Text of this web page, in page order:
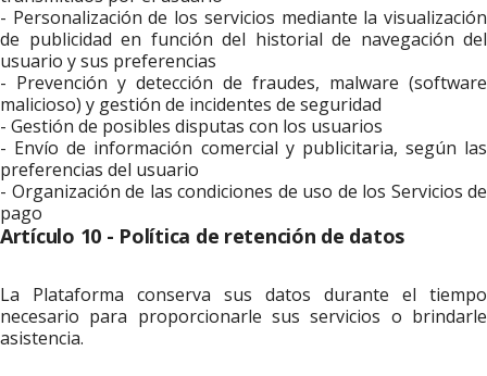
- Personalización de los servicios mediante la visualización
de publicidad en función del historial de navegación del
usuario y sus preferencias
- Prevención y detección de fraudes, malware (software
malicioso) y gestión de incidentes de seguridad
- Gestión de posibles disputas con los usuarios
- Envío de información comercial y publicitaria, según las
preferencias del usuario
- Organización de las condiciones de uso de los Servicios de
pago
Artículo 10 - Política de retención de datos
La Plataforma conserva sus datos durante el tiempo
necesario para proporcionarle sus servicios o brindarle
asistencia.